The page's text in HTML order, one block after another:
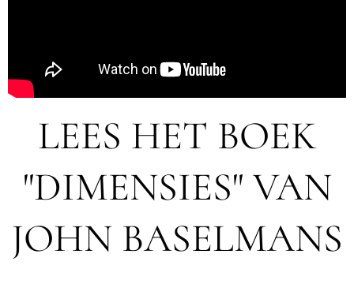
LEES HET BOEK
"DIMENSIES" VAN
JOHN BASELMANS